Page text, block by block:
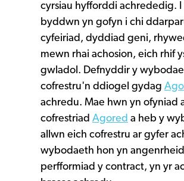
cyrsiau hyfforddi achrededig.
byddwn yn gofyn i chi
cyfeiriad, dyddiad geni,
mewn rhai achosion, eich rhif
gwladol. Defnyddir y
cofrestru'n ddiogel gydag
achredu. Mae hwn yn ofyniad
cofrestriad Agored a heb y
allwn eich cofrestru ar gyfer
wybodaeth hon yn
perfformiad y contract, yn yr